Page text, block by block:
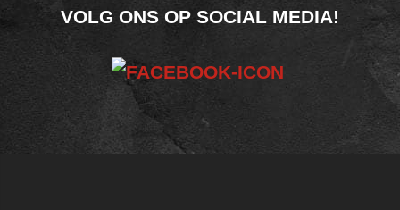
FOOTER
WIDGET
HEADER
SOCIAL
VOLG ONS OP SOCIAL MEDIA!